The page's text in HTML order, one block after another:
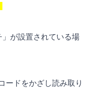
」が設置されている場
ードをかざし読み取り